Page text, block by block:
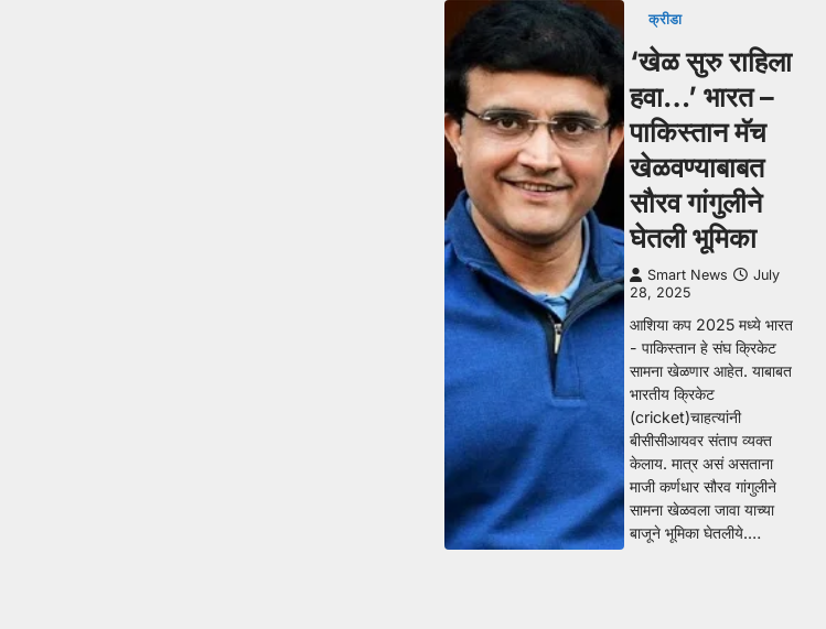
क्रीडा
‘खेळ सुरु राहिला
हवा…’ भारत –
पाकिस्तान मॅच
खेळवण्याबाबत
सौरव गांगुलीने
घेतली भूमिका
Smart News
July
28, 2025
आशिया कप 2025 मध्ये भारत
- पाकिस्तान हे संघ क्रिकेट
सामना खेळणार आहेत. याबाबत
भारतीय क्रिकेट
(cricket)चाहत्यांनी
बीसीसीआयवर संताप व्यक्त
केलाय. मात्र असं असताना
माजी कर्णधार सौरव गांगुलीने
सामना खेळवला जावा याच्या
बाजूने भूमिका घेतलीये.…